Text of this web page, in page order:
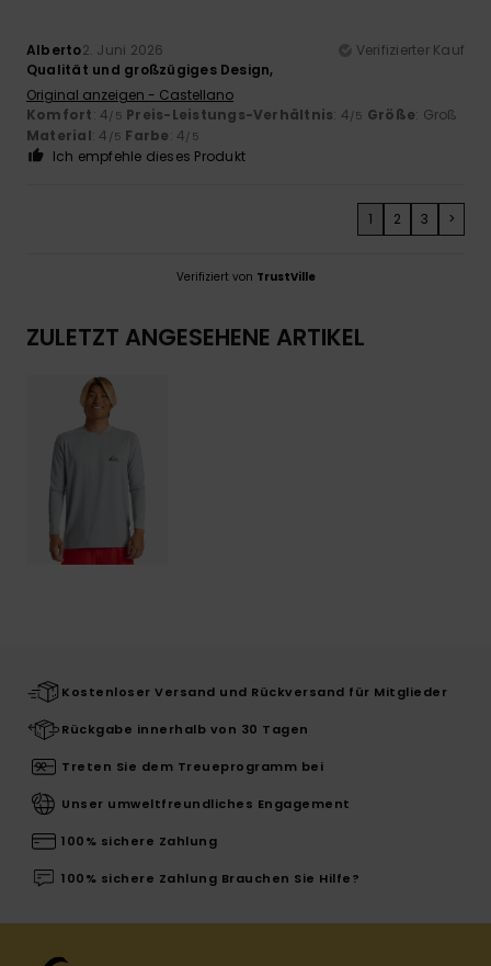
Alberto2. Juni 2026
Verifizierter Kauf
Qualität und großzügiges Design,
Original anzeigen - Castellano
Komfort: 4/5 Preis-Leistungs-Verhältnis: 4/5 Größe: Groß
Material: 4 /5 Farbe: 4/5
Ich empfehle dieses Produkt
1 2 3 >
Verifiziert von TrustVille
ZULETZT ANGESEHENE ARTIKEL
Kostenloser Versand und Rückversand für Mitglieder
Rückgabe innerhalb von 30 Tagen
Treten Sie dem Treueprogramm bei
Unser umweltfreundliches Engagement
100% sichere Zahlung
100% sichere Zahlung Brauchen Sie Hilfe?